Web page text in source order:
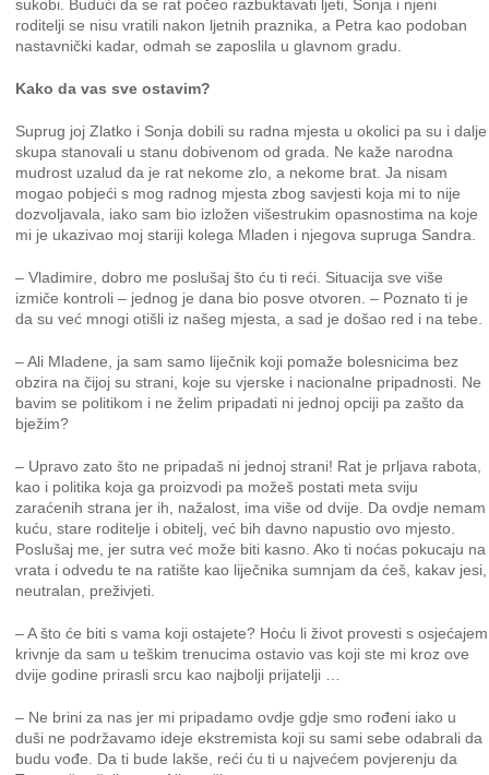
sukobi. Budući da se rat počeo razbuktavati ljeti, Sonja i njeni
roditelji se nisu vratili nakon ljetnih praznika, a Petra kao podoban
nastavnički kadar, odmah se zaposlila u glavnom gradu.
Kako da vas sve ostavim?
Suprug joj Zlatko i Sonja dobili su radna mjesta u okolici pa su i dalje
skupa stanovali u stanu dobivenom od grada. Ne kaže narodna
mudrost uzalud da je rat nekome zlo, a nekome brat. Ja nisam
mogao pobjeći s mog radnog mjesta zbog savjesti koja mi to nije
dozvoljavala, iako sam bio izložen višestrukim opasnostima na koje
mi je ukazivao moj stariji kolega Mladen i njegova supruga Sandra.
– Vladimire, dobro me poslušaj što ću ti reći. Situacija sve više
izmiče kontroli – jednog je dana bio posve otvoren. – Poznato ti je
da su već mnogi otišli iz našeg mjesta, a sad je došao red i na tebe.
– Ali Mladene, ja sam samo liječnik koji pomaže bolesnicima bez
obzira na čijoj su strani, koje su vjerske i nacionalne pripadnosti. Ne
bavim se politikom i ne želim pripadati ni jednoj opciji pa zašto da
bježim?
– Upravo zato što ne pripadaš ni jednoj strani! Rat je prljava rabota,
kao i politika koja ga proizvodi pa možeš postati meta sviju
zaraćenih strana jer ih, nažalost, ima više od dvije. Da ovdje nemam
kuću, stare roditelje i obitelj, već bih davno napustio ovo mjesto.
Poslušaj me, jer sutra već može biti kasno. Ako ti noćas pokucaju na
vrata i odvedu te na ratište kao liječnika sumnjam da ćeš, kakav jesi,
neutralan, preživjeti.
– A što će biti s vama koji ostajete? Hoću li život provesti s osjećajem
krivnje da sam u teškim trenucima ostavio vas koji ste mi kroz ove
dvije godine prirasli srcu kao najbolji prijatelji …
– Ne brini za nas jer mi pripadamo ovdje gdje smo rođeni iako u
duši ne podržavamo ideje ekstremista koji su sami sebe odabrali da
budu vođe. Da ti bude lakše, reći ću ti u najvećem povjerenju da